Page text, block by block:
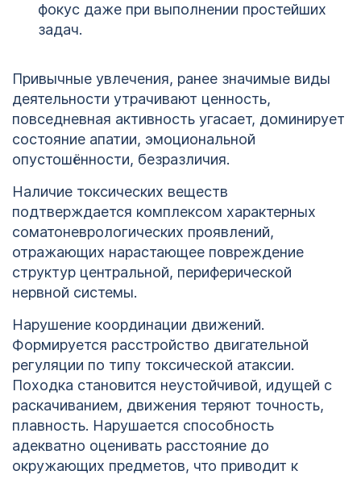
фокус даже при выполнении простейших
задач.
Привычные увлечения, ранее значимые виды
деятельности утрачивают ценность,
повседневная активность угасает, доминирует
состояние апатии, эмоциональной
опустошённости, безразличия.
Наличие токсических веществ
подтверждается комплексом характерных
соматоневрологических проявлений,
отражающих нарастающее повреждение
структур центральной, периферической
нервной системы.
Нарушение координации движений.
Формируется расстройство двигательной
регуляции по типу токсической атаксии.
Походка становится неустойчивой, идущей с
раскачиванием, движения теряют точность,
плавность. Нарушается способность
адекватно оценивать расстояние до
окружающих предметов, что приводит к
1
123